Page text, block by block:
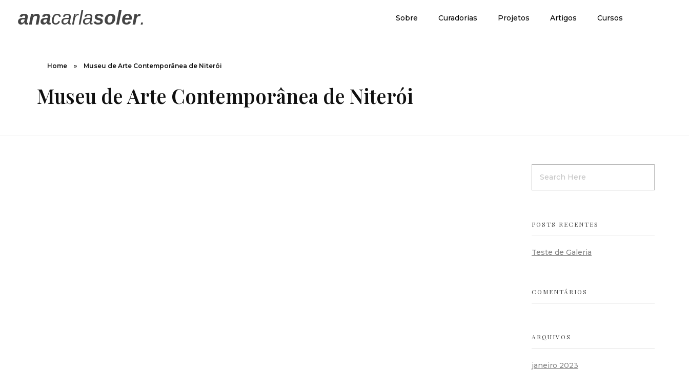
anacarlasoler. Sobre Curadorias Projetos Artigos Cursos
Home » Museu de Arte Contemporânea de Niterói
Museu de Arte Contemporânea de Niterói
POSTS RECENTES
Teste de Galeria
COMENTÁRIOS
ARQUIVOS
janeiro 2023